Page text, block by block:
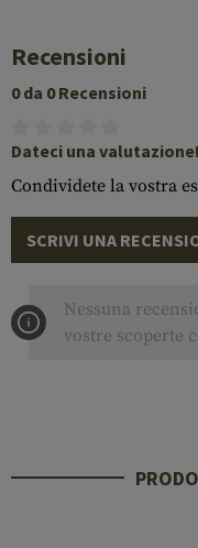
Recensioni
0 da 0 Recensioni
Dateci una valutazione!
Condividete la vostra
SCRIVI UNA
Nessuna
vostre scoperte